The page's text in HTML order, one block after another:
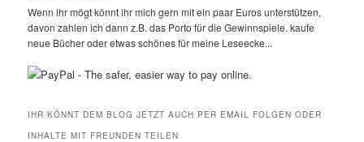
Wenn ihr mögt könnt ihr mich gern mit ein paar Euros unterstützen,
davon zahlen ich dann z.B. das Porto für die Gewinnspiele. kaufe
neue Bücher oder etwas schönes für meine Leseecke...
IHR KÖNNT DEM BLOG JETZT AUCH PER EMAIL FOLGEN ODER
INHALTE MIT FREUNDEN TEILEN